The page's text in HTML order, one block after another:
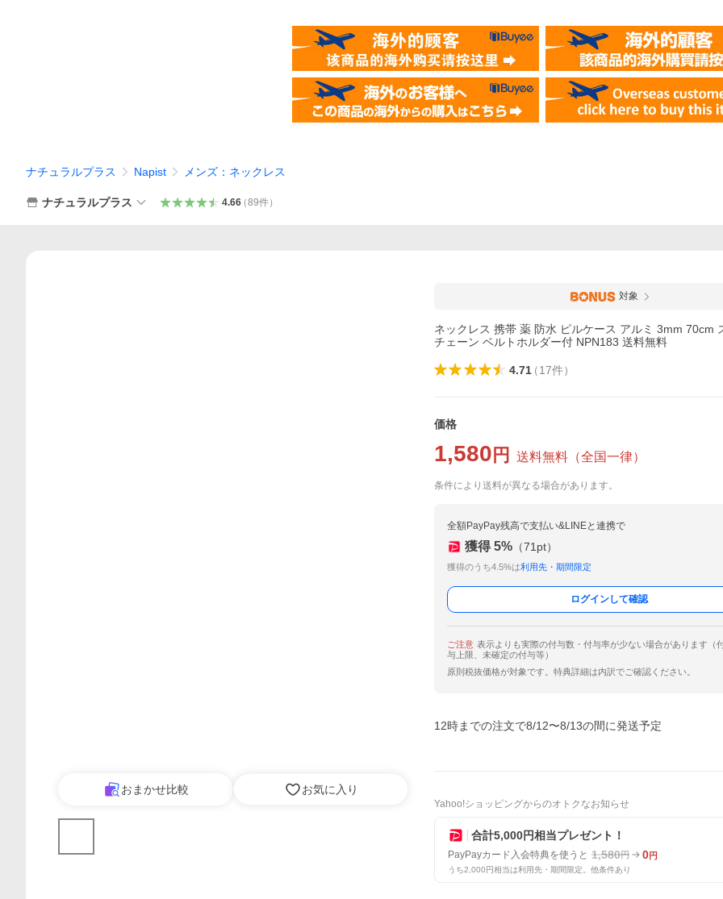
ナチュラルプラス Napist メンズ：ネックレス
ナチュラルプラス 4.66（89件）
おまかせ比較 お気に入り
対象
ネックレス 携帯 薬 防水 ピルケース アルミ 3mm 70cm
チェーン ベルトホルダー付 NPN183 送料無料
4.71（17件）
価格
1,580 円 送料無料 （全国一律）
条件により送料が異なる場合があります。
全額PayPay残高で支払い&LINEと連携で
獲得 5% （71 pt）
獲得のうち4.5%は利用先・期間限定
ログインして確認
ご注意 表示よりも実際の付与数・付与率が少ない場合があります（
与上限、未確定の付与等）
原則税抜価格が対象です。特典詳細は内訳でご確認ください。
12時までの注文で8/12〜8/13の間に発送予定
Yahoo!ショッピングからのオトクなお知らせ
合計5,000円相当プレゼント！
PayPayカード入会特典を使うと 1,580円 0円
うち2,000円相当は利用先・期間限定。他条件あり